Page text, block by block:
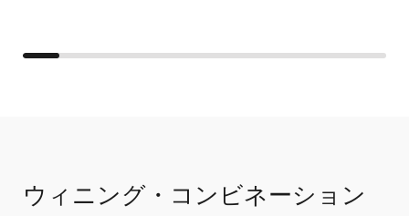
ウィニング・コンビネーション